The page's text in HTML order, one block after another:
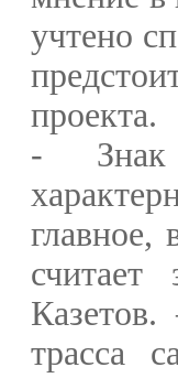
учтено
проекта.
- Знак
главное,
трасса